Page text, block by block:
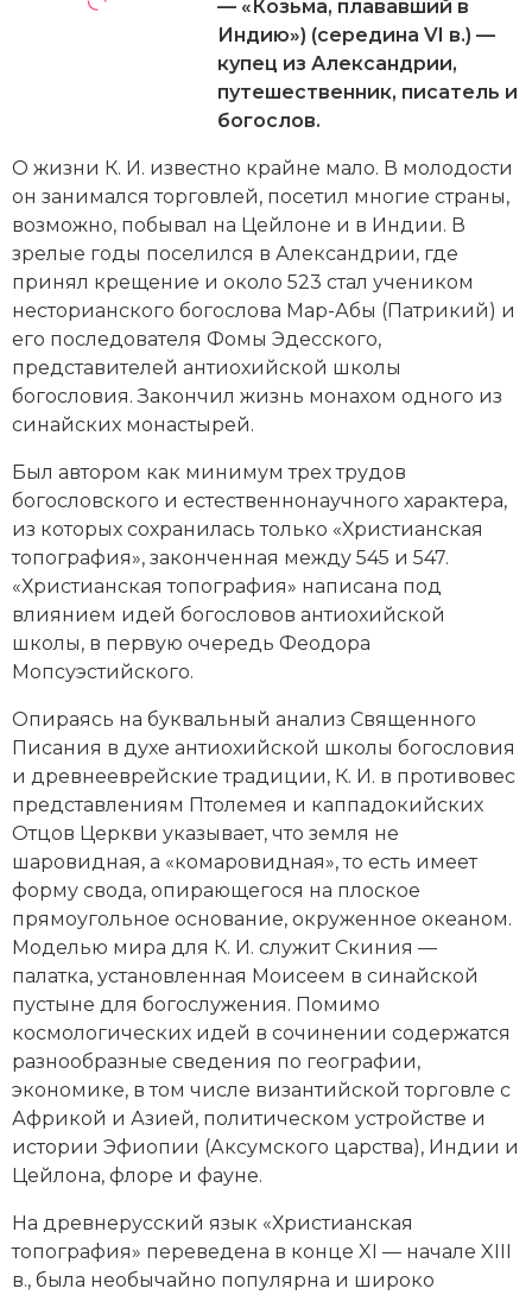
Генеалогия, геральдика
Государство и право
Империи
Историческая география и топонимика
История материальной и духовной культуры
История международных отношений
История, философия, теория и методология
исторического знания
Латинская Америка
Новая история
Новейшая история
Нумизматика
Образование
Общественные объединения и организации
Политическая история
Революции и народные движения
Религия и церковь
Россия
Северная Америка
Социально-экономическая история
Специальные исторические дисциплины
СССР
Южная Америка
— «Козьма, плававший в
Индию») (середина VI в.) —
купец из Александрии,
путешественник, писатель и
богослов.
О жизни К. И. известно крайне мало. В молодости
он занимался торговлей, посетил многие страны,
возможно, побывал на Цейлоне и в Индии. В
зрелые годы поселился в Александрии, где
принял крещение и около 523 стал учеником
несторианского богослова Мар-Абы (Патрикий) и
его последователя Фомы Эдесского,
представителей антиохийской школы
богословия. Закончил жизнь монахом одного из
синайских монастырей.
Был автором как минимум трех трудов
богословского и естественнонаучного характера,
из которых сохранилась только «Христианская
топография», законченная между 545 и 547.
«Христианская топография» написана под
влиянием идей богословов антиохийской
школы, в первую очередь Феодора
Мопсуэстийского.
Опираясь на буквальный анализ Священного
Писания в духе антиохийской школы богословия
и древнееврейские традиции, К. И. в противовес
представлениям Птолемея и каппадокийских
Отцов Церкви указывает, что земля не
шаровидная, а «комаровидная», то есть имеет
форму свода, опирающегося на плоское
прямоугольное основание, окруженное океаном.
Моделью мира для К. И. служит Скиния —
палатка, установленная Моисеем в синайской
пустыне для богослужения. Помимо
космологических идей в сочинении содержатся
разнообразные сведения по географии,
экономике, в том числе византийской торговле с
Африкой и Азией, политическом устройстве и
истории Эфиопии (Аксумского царства), Индии и
Цейлона, флоре и фауне.
На древнерусский язык «Христианская
топография» переведена в конце XI — начале XIII
в., была необычайно популярна и широко